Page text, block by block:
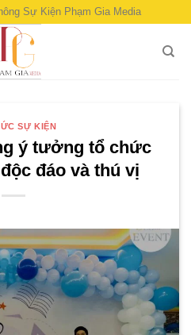
Sự Kiện Phạm Gia Media
SỰ KIỆN
ý tưởng tổ chức
đáo và thú vị